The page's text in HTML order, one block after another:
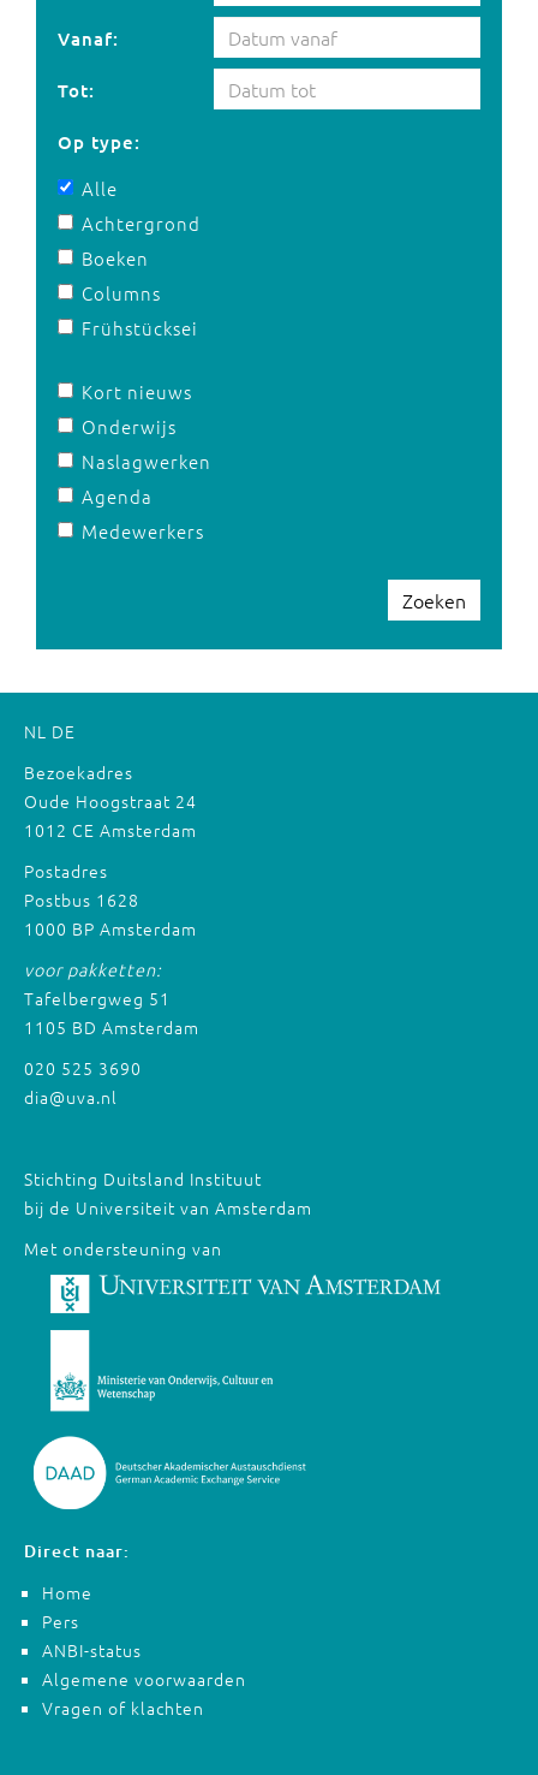
Vanaf:
Tot:
Op type:
Alle
Achtergrond
Boeken
Columns
Frühstücksei
Kort nieuws
Onderwijs
Naslagwerken
Agenda
Medewerkers
Zoeken
NL DE
Bezoekadres
Oude Hoogstraat 24
1012 CE Amsterdam
Postadres
Postbus 1628
1000 BP Amsterdam
voor pakketten:
Tafelbergweg 51
1105 BD Amsterdam
020 525 3690
dia@uva.nl
Stichting Duitsland Instituut
bij de Universiteit van Amsterdam
Met ondersteuning van
Direct naar:
Home
Pers
ANBI-status
Algemene voorwaarden
Vragen of klachten